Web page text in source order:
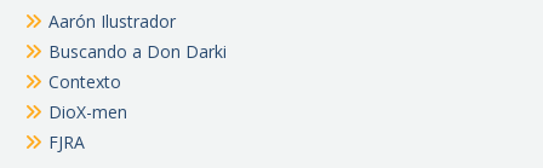
Aarón Ilustrador
Buscando a Don Darki
Contexto
DioX-men
FJRA